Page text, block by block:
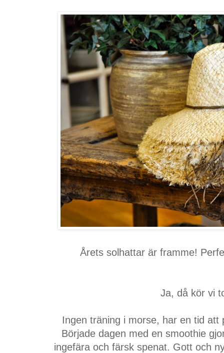
Årets solhattar är framme!
Ja, då kör vi
Ingen träning i morse, har en tid
Började dagen med en smoothie
ingefära och färsk spenat. Gott och